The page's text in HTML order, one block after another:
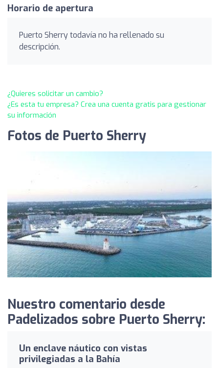
Horario de apertura
Puerto Sherry todavía no ha rellenado su
descripción.
¿Quieres solicitar un cambio?
¿Es esta tu empresa? Crea una cuenta gratis para gestionar
su información
Fotos de Puerto Sherry
Nuestro comentario desde
Padelizados sobre Puerto Sherry:
Un enclave náutico con vistas
privilegiadas a la Bahía